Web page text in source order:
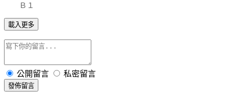
Ｂ１
載入更多
公開留言 私密留言
發佈留言